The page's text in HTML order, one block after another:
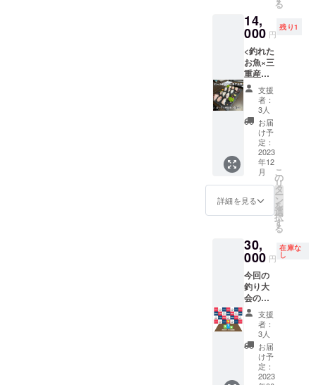
配慮し
た商品
サイズ
展開
（S/M/L
/XL） ・
カラー
展開
（ホワ
イト/ ブ
ラッ
ク）
【商品
の受け
大会に
ご参加
当日受
け渡し
となり
ます。
尚、大
会にご
参加い
ただか
ない方
は郵送
での受
け渡し
となり
ペース
にて。
<開催イ
メージ>
上限4名
×2回開
催の合
計8名
・日程 :
2023年
12月末
までで
支援者
様と別
途相談
・場所 :
大阪市
ペース
ツリー
・その
他 : 会
場まで
の交通
費は支
援者様
のご負
担とな
りま
す。
ストに
お答え
し、釣
りに同
行して
ノウハ
ウをお
伝えし
ます。
※1同行
で上限2
名ま
で。 ・
日程 :
2023年
12月末
までで
・場所 :
関西エ
リアで
支援者
様と別
途調整
※支援者
様の釣
りにか
かる費
用、お
よび支
援者様
る
14,
000 円
残り1
<釣れた
お魚×三
重産地
酒パー
ティ参
加券 2
名様分>
釣りた
ての鮮
魚や
釣った
魚を寝
かした
熟成魚
で釣り
人こだ
魚料理
を提供
しま
す。魚
料理と
言えば
日本
酒。三
重県の
地酒と
共に、
魚料理
を楽し
支援
者：
3人
お届
け予
定：
2023
年12
月
詳細を見る
こ
の
リ
タ
ー
ン
を
選
択
す
る
30,
000 円
在庫な
し
今回の
釣り大
会の協
賛枠に
掲載で
きる権
利限定3
組 <掲
載イ
メージ>
支援
者：
3人
お届
け予
定：
2023